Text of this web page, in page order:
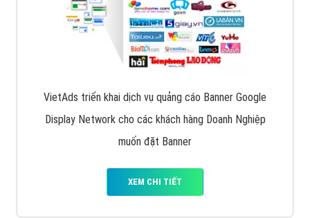
VietAds triển khai dịch vụ quảng cáo Banner Google
Display Network cho các khách hàng Doanh Nghiệp
muốn đặt Banner
XEM CHI TIẾT